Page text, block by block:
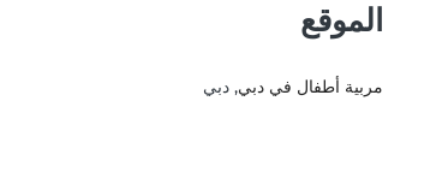
الموقع
مربية أطفال في دبي, دبي